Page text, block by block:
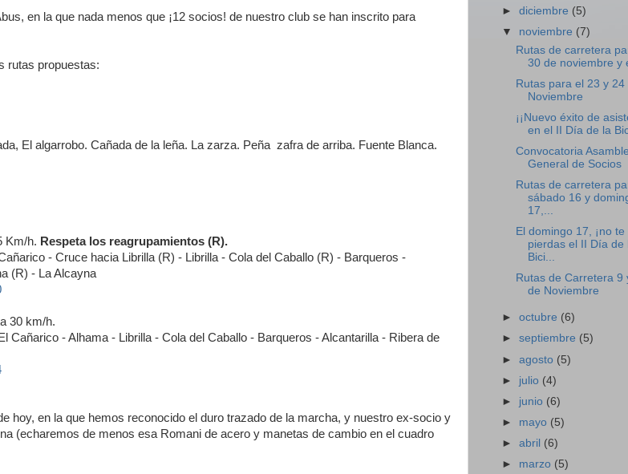
en la que nada menos que ¡12 socios! de nuestro club se han inscrito para
rutas propuestas:
El algarrobo. Cañada de la leña. La zarza. Peña zafra de arriba. Fuente Blanca.
Km/h. Respeta los reagrupamientos (R).
- Cruce hacia Librilla (R) - Librilla - Cola del Caballo (R) - Barqueros -
(R) - La Alcayna
30 km/h.
Cañarico - Alhama - Librilla - Cola del Caballo - Barqueros - Alcantarilla - Ribera de
hoy, en la que hemos reconocido el duro trazado de la marcha, y nuestro ex-socio y
(echaremos de menos esa Romani de acero y manetas de cambio en el cuadro
►diciembre (5)
▼ noviembre (7)
Rutas de carretera
30 de noviembre y
Rutas para el 23 y 24
Noviembre
¡¡Nuevo éxito de
en el II Día de la
Convocatoria
General de Socios
Rutas de carretera
sábado 16 y
17,...
El domingo 17, ¡no te
pierdas el II Día de
Bici...
Rutas de Carretera 9
de Noviembre
►octubre (6)
►septiembre (5)
►agosto (5)
► julio (4)
► junio (6)
► mayo (5)
►abril (6)
► marzo (5)